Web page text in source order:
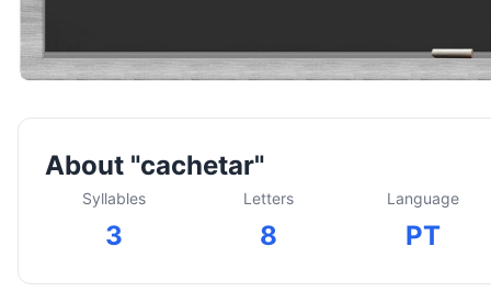
About "cachetar"
Syllables
3
Letters
8
Language
PT